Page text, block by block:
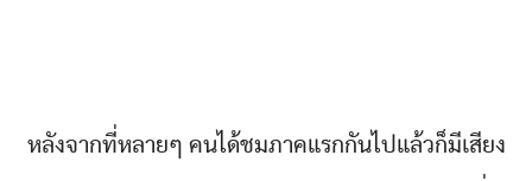
หลังจากที่หลายๆ คนได้ชมภาคแรกกันไปแล้วก็มีเสียง